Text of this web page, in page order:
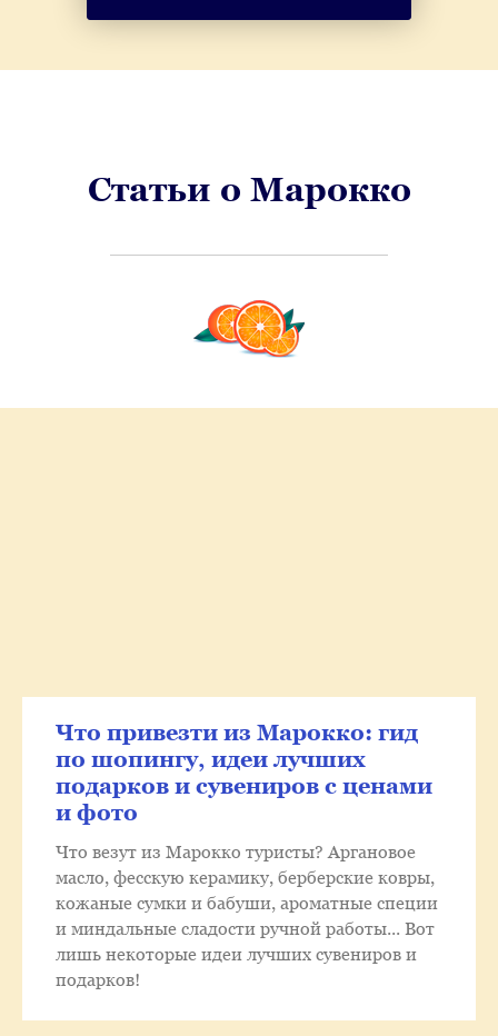
Статьи о Марокко
Что привезти из Марокко: гид
по шопингу, идеи лучших
подарков и сувениров с ценами
и фото
Что везут из Марокко туристы? Аргановое
масло, фесскую керамику, берберские ковры,
кожаные сумки и бабуши, ароматные специи
и миндальные сладости ручной работы... Вот
лишь некоторые идеи лучших сувениров и
подарков!